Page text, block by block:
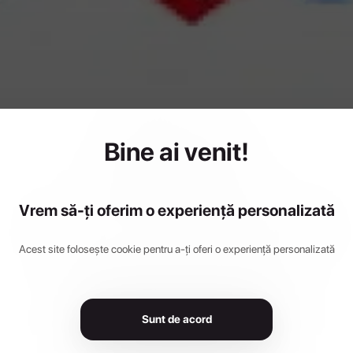
Trail
2025
• Barbatesti, Romania
Bine ai venit!
Vrem să-ți oferim o experiență personalizată
Acest site folosește cookie pentru a-ți oferi o experiență personalizată
Sunt de acord